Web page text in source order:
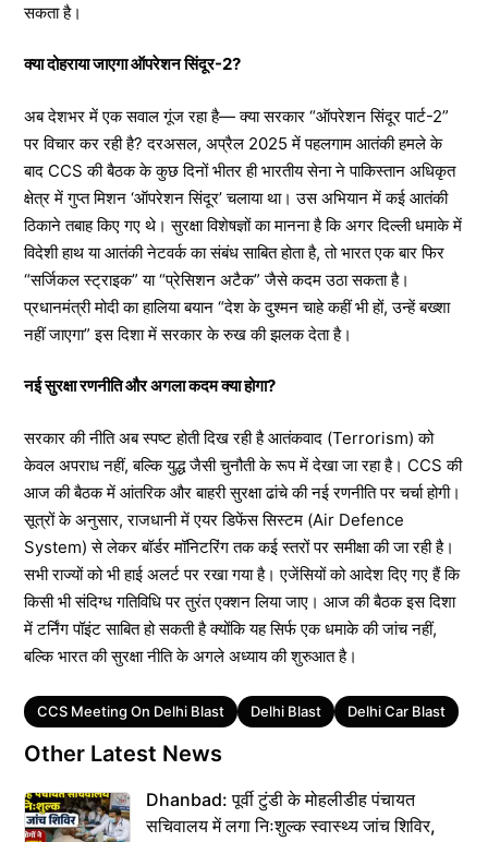
सकता है।
क्या दोहराया जाएगा ऑपरेशन सिंदूर-2?
अब देशभर में एक सवाल गूंज रहा है— क्या सरकार “ऑपरेशन सिंदूर पार्ट-2”
पर विचार कर रही है? दरअसल, अप्रैल 2025 में पहलगाम आतंकी हमले के
बाद CCS की बैठक के कुछ दिनों भीतर ही भारतीय सेना ने पाकिस्तान अधिकृत
क्षेत्र में गुप्त मिशन ‘ऑपरेशन सिंदूर’ चलाया था। उस अभियान में कई आतंकी
ठिकाने तबाह किए गए थे। सुरक्षा विशेषज्ञों का मानना है कि अगर दिल्ली धमाके में
विदेशी हाथ या आतंकी नेटवर्क का संबंध साबित होता है, तो भारत एक बार फिर
“सर्जिकल स्ट्राइक” या “प्रेसिशन अटैक” जैसे कदम उठा सकता है।
प्रधानमंत्री मोदी का हालिया बयान “देश के दुश्मन चाहे कहीं भी हों, उन्हें बख्शा
नहीं जाएगा” इस दिशा में सरकार के रुख की झलक देता है।
नई सुरक्षा रणनीति और अगला कदम क्या होगा?
सरकार की नीति अब स्पष्ट होती दिख रही है आतंकवाद (Terrorism) को
केवल अपराध नहीं, बल्कि युद्ध जैसी चुनौती के रूप में देखा जा रहा है। CCS की
आज की बैठक में आंतरिक और बाहरी सुरक्षा ढांचे की नई रणनीति पर चर्चा होगी।
सूत्रों के अनुसार, राजधानी में एयर डिफेंस सिस्टम (Air Defence
System) से लेकर बॉर्डर मॉनिटरिंग तक कई स्तरों पर समीक्षा की जा रही है।
सभी राज्यों को भी हाई अलर्ट पर रखा गया है। एजेंसियों को आदेश दिए गए हैं कि
किसी भी संदिग्ध गतिविधि पर तुरंत एक्शन लिया जाए। आज की बैठक इस दिशा
में टर्निंग पॉइंट साबित हो सकती है क्योंकि यह सिर्फ एक धमाके की जांच नहीं,
बल्कि भारत की सुरक्षा नीति के अगले अध्याय की शुरुआत है।
Tags
CCS Meeting On Delhi Blast Delhi Blast Delhi Car Blast
Other Latest News
Dhanbad: पूर्वी टुंडी के मोहलीडीह पंचायत
सचिवालय में लगा निःशुल्क स्वास्थ्य जांच शिविर,